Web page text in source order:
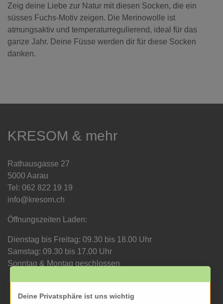
Zeig deine Liebe zur Natur mit diesen Socken, die ein
süsses Fuchs-Motiv zeigen. Die Merinowolle ist
atmungsaktiv und temperaturregulierend, ideal für das
ganze Jahr. Deine Füsse werden dir für diese Socken
danken.
KRESOM & mehr
Rathausgasse 27
5000 Aarau
Tel: 062 822 19 19
info@kresom.ch
Öffnungszeiten Laden:
Dienstag bis Freitag: 09.30 bis 18.00 Uhr
Samstag: 09.30 bis 17.00 Uhr
Sonntag & Montag geschlossen
Deine Privatsphäre ist uns wichtig